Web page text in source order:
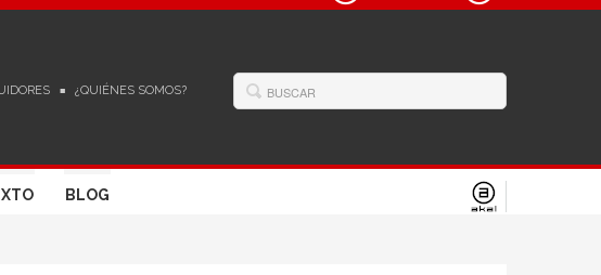
¿QUIÉNES SOMOS?
BLOG